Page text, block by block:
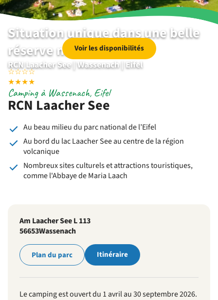
Situation unique dans une belle
réserve naturelle
RCN Laacher See | Wassenach | Eifel
Voir les disponibilités
☆☆☆☆
★★★★
RCN Laacher See
Camping à Wassenach, Eifel
Au beau milieu du parc national de l’Eifel
Au bord du lac Laacher See au centre de la région
volcanique
Nombreux sites culturels et attractions touristiques,
comme l'Abbaye de Maria Laach
Am Laacher See L 113
56653Wassenach
Plan du parc Itinéraire
Le camping est ouvert du 1 avril au 30 septembre 2026.